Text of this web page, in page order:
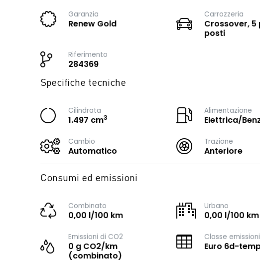
Garanzia
Renew Gold
Carrozzeria
Crossover, 5
posti
Riferimento
284369
Specifiche tecniche
Cilindrata
1.497 cm3
Alimentazione
Elettrica/
Cambio
Automatico
Trazione
Anteriore
Consumi ed emissioni
Combinato
0,00 l/100 km
Urbano
0,00 l/100 km
Emissioni di CO2
0 g CO2/km
(combinato)
Classe emissioni
Euro 6d-